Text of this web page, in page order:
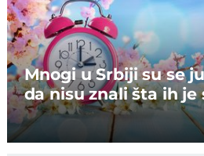
Mnogi u Srbiji su se
da nisu znali šta ih je